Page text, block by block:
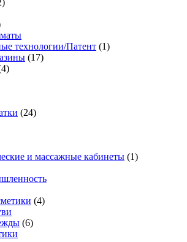
технологии/Патент (1)
(17)
(24)
и массажные кабинеты (1)
(4)
(6)